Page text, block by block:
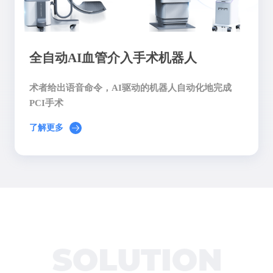
全自动AI血管介入手术机器人
术者给出语音命令，AI驱动的机器人自动化地完成
PCI手术
了解更多